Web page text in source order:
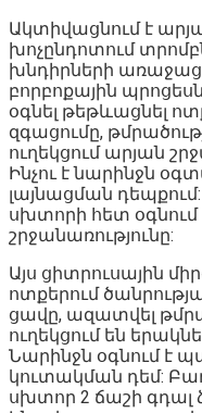
Ակտիվացնում է
խոչընդոտում
խնդիրների
բորբոքային
օգնել թեթևացնել
զգացումը,
ուղեկցում արյան
Ինչու է նարինջն
լայնացման
սխտորի հետ օգնում
շրջանառությունը:
Այս ցիտրուսային
ոտքերում
ցավը, ազատվել
ուղեկցում են
Նարինջն օգնում է
կուտակման դեմ:
սխտոր 2 ճաշի գդալ